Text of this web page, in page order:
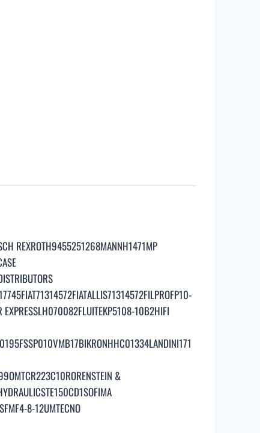
REXROTH9455251268MANNH1471MP
EXPRESSLH070082FLUITEKP5108-10B2HIFI
&
8-12UMTECNO